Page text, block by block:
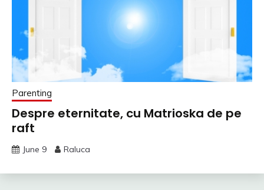
Parenting
Despre eternitate, cu Matrioska de pe
raft
June 9 Raluca